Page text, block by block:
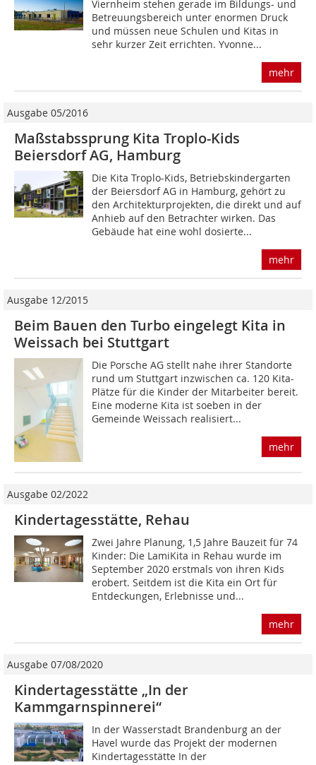
Viernheim stehen gerade im Bildungs- und
Betreuungsbereich unter enormen Druck
und müssen neue Schulen und Kitas in
sehr kurzer Zeit errichten. Yvonne...
mehr
Ausgabe 05/2016
Maßstabssprung Kita Troplo-Kids
Beiersdorf AG, Hamburg
Die Kita Troplo-Kids, Betriebskindergarten
der Beiersdorf AG in Hamburg, gehört zu
den Architekturprojekten, die direkt und auf
Anhieb auf den Betrachter wirken. Das
Gebäude hat eine wohl dosierte...
mehr
Ausgabe 12/2015
Beim Bauen den Turbo eingelegt Kita in
Weissach bei Stuttgart
Die Porsche AG stellt nahe ihrer Standorte
rund um Stuttgart inzwischen ca. 120 Kita-
Plätze für die Kinder der Mitarbeiter bereit.
Eine moderne Kita ist soeben in der
Gemeinde Weissach realisiert...
mehr
Ausgabe 02/2022
Kindertagesstätte, Rehau
Zwei Jahre Planung, 1,5 Jahre Bauzeit für 74
Kinder: Die LamiKita in Rehau wurde im
September 2020 erstmals von ihren Kids
erobert. Seitdem ist die Kita ein Ort für
Entdeckungen, Erlebnisse und...
mehr
Ausgabe 07/08/2020
Kindertagesstätte „In der
Kammgarnspinnerei“
In der Wasserstadt Brandenburg an der
Havel wurde das Projekt der modernen
Kindertagesstätte In der